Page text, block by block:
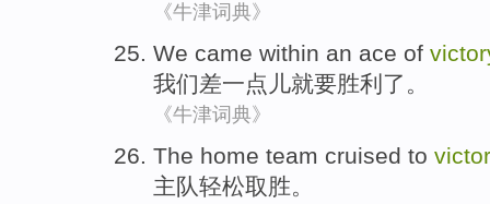
《牛津词典》
We came within an ace of
我们差一点儿就要胜利 了 。
《牛津词典》
The home team cruised to
主队轻松取胜。